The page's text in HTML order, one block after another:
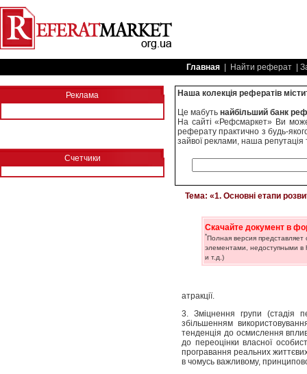
Главная | Найти реферат |
Реклама
Счетчики
Наша колекція рефератів
Це мабуть найбільший банк
На сайті «Рефсмаркет» Ви
реферату практично з будь-
зайвої реклами, наша репутація
Тема: «1. Основні етапи
Скачайте документ в
*Полная версия
элементами, недоступными в
и т.д.)
атракції.
3. Зміцнення групи (стадія
збільшенням
тенденція до осмислення
до переоцінки власної
програвання реальних
в чомусь важливому,